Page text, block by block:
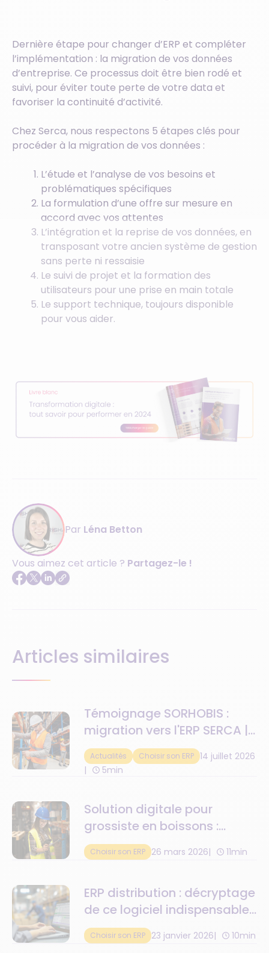
Dernière étape pour changer d’ERP et compléter
l’implémentation : la migration de vos données
d’entreprise. Ce processus doit être bien rodé et
suivi, pour éviter toute perte de votre data et
favoriser la continuité d’activité.
Chez Serca, nous respectons 5 étapes clés pour
procéder à la migration de vos données :
L’étude et l’analyse de vos besoins et
problématiques spécifiques
La formulation d’une offre sur mesure en
accord avec vos attentes
L’intégration et la reprise de vos données, en
transposant votre ancien système de gestion
sans perte ni ressaisie
Le suivi de projet et la formation des
utilisateurs pour une prise en main totale
Le support technique, toujours disponible
pour vous aider.
Par Léna Betton
Vous aimez cet article ? Partagez-le !
Articles similaires
Témoignage SORHOBIS :
migration vers l'ERP SERCA |
Orisha
Actualités Choisir son ERP 14 juillet 2026
5min
Solution digitale pour
grossiste en boissons :
enjeux spécifiques et retours
sur investissement
Choisir son ERP 26 mars 2026 11min
ERP distribution : décryptage
de ce logiciel indispensable
à la gestion des grossistes
et distributeurs de boissons
Choisir son ERP 23 janvier 2026 10min